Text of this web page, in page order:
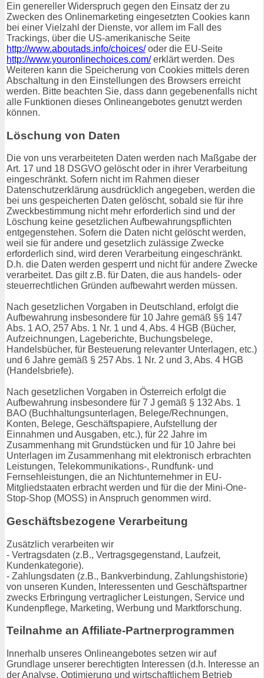
Ein genereller Widerspruch gegen den Einsatz der zu
Zwecken des Onlinemarketing eingesetzten Cookies kann
bei einer Vielzahl der Dienste, vor allem im Fall des
Trackings, über die US-amerikanische Seite
http://www.aboutads.info/choices/oder die EU-Seite
http://www.youronlinechoices.com/erklärt werden. Des
Weiteren kann die Speicherung von Cookies mittels deren
Abschaltung in den Einstellungen des Browsers erreicht
werden. Bitte beachten Sie, dass dann gegebenenfalls nicht
alle Funktionen dieses Onlineangebotes genutzt werden
können.
Löschung von Daten
Die von uns verarbeiteten Daten werden nach Maßgabe der
Art. 17 und 18 DSGVO gelöscht oder in ihrer Verarbeitung
eingeschränkt. Sofern nicht im Rahmen dieser
Datenschutzerklärung ausdrücklich angegeben, werden die
bei uns gespeicherten Daten gelöscht, sobald sie für ihre
Zweckbestimmung nicht mehr erforderlich sind und der
Löschung keine gesetzlichen Aufbewahrungspflichten
entgegenstehen. Sofern die Daten nicht gelöscht werden,
weil sie für andere und gesetzlich zulässige Zwecke
erforderlich sind, wird deren Verarbeitung eingeschränkt.
D.h. die Daten werden gesperrt und nicht für andere Zwecke
verarbeitet. Das gilt z.B. für Daten, die aus handels- oder
steuerrechtlichen Gründen aufbewahrt werden müssen.
Nach gesetzlichen Vorgaben in Deutschland, erfolgt die
Aufbewahrung insbesondere für 10 Jahre gemäß §§ 147
Abs. 1 AO, 257 Abs. 1 Nr. 1 und 4, Abs. 4 HGB (Bücher,
Aufzeichnungen, Lageberichte, Buchungsbelege,
Handelsbücher, für Besteuerung relevanter Unterlagen, etc.)
und 6 Jahre gemäß § 257 Abs. 1 Nr. 2 und 3, Abs. 4 HGB
(Handelsbriefe).
Nach gesetzlichen Vorgaben in Österreich erfolgt die
Aufbewahrung insbesondere für 7 J gemäß § 132 Abs. 1
BAO (Buchhaltungsunterlagen, Belege/Rechnungen,
Konten, Belege, Geschäftspapiere, Aufstellung der
Einnahmen und Ausgaben, etc.), für 22 Jahre im
Zusammenhang mit Grundstücken und für 10 Jahre bei
Unterlagen im Zusammenhang mit elektronisch erbrachten
Leistungen, Telekommunikations-, Rundfunk- und
Fernsehleistungen, die an Nichtunternehmer in EU-
Mitgliedstaaten erbracht werden und für die der Mini-One-
Stop-Shop (MOSS) in Anspruch genommen wird.
Geschäftsbezogene Verarbeitung
Zusätzlich verarbeiten wir
- Vertragsdaten (z.B., Vertragsgegenstand, Laufzeit,
Kundenkategorie).
- Zahlungsdaten (z.B., Bankverbindung, Zahlungshistorie)
von unseren Kunden, Interessenten und Geschäftspartner
zwecks Erbringung vertraglicher Leistungen, Service und
Kundenpflege, Marketing, Werbung und Marktforschung.
Teilnahme an Affiliate-Partnerprogrammen
Innerhalb unseres Onlineangebotes setzen wir auf
Grundlage unserer berechtigten Interessen (d.h. Interesse an
der Analyse, Optimierung und wirtschaftlichem Betrieb